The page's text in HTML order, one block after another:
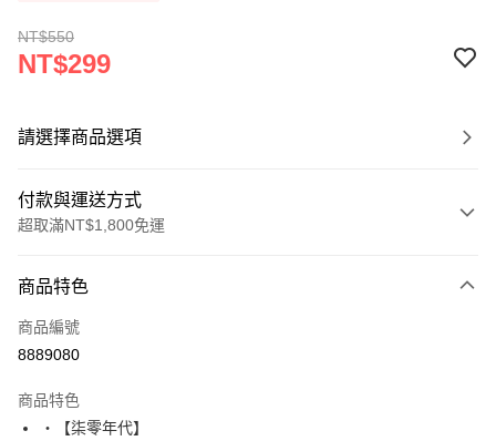
NT$550
NT$299
請選擇商品選項
付款與運送方式
超取滿NT$1,800免運
信用卡一次付款
超商取貨付款
Apple Pay
商品特色
商品編號
8889080
商品特色
‧【柒零年代】